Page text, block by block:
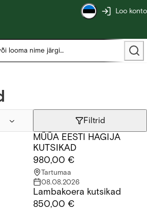
Loo konto
Filtrid
MÜÜA EESTI HAGIJA
KUTSIKAD
980,00 €
Tartumaa
08.08.2026
Lambakoera kutsikad
850,00 €